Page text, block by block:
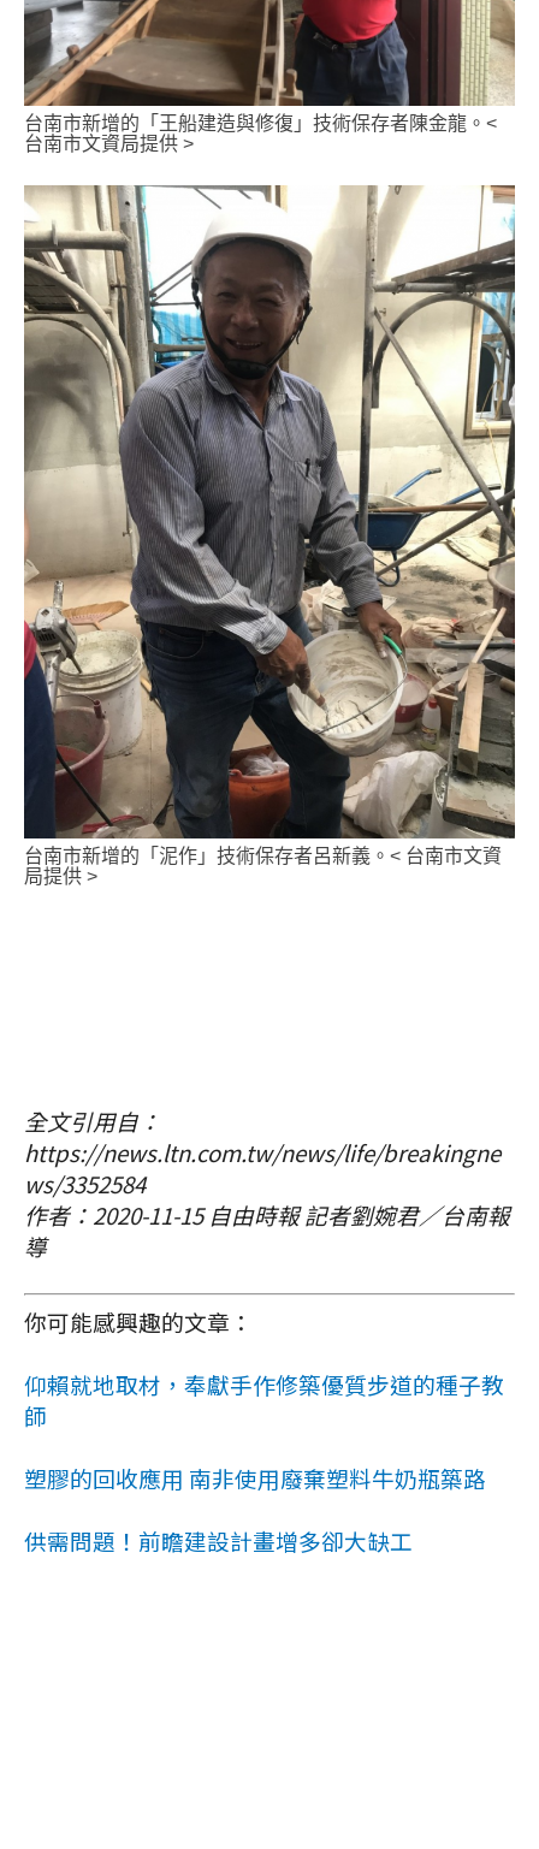
台南市新增的「王船建造與修復」技術保存者陳金龍。<
台南市文資局提供 >
台南市新增的「泥作」技術保存者呂新義。< 台南市文資
局提供 >
全文引用自：
https://news.ltn.com.tw/news/life/breakingne
ws/3352584
作者：2020-11-15 自由時報 記者劉婉君／台南報
導
你可能感興趣的文章：
仰賴就地取材，奉獻手作修築優質步道的種子教
師
塑膠的回收應用 南非使用廢棄塑料牛奶瓶築路
供需問題！前瞻建設計畫增多卻大缺工